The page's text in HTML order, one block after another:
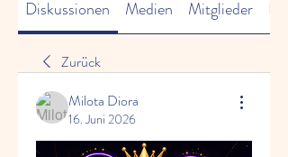
Diskussionen Medien Mitglieder
Zurück
Milota Diora
16. Juni 2026